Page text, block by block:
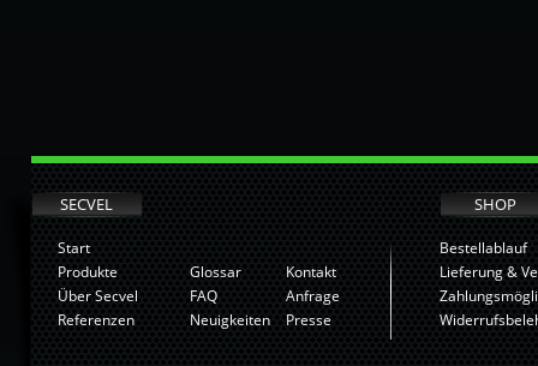
SECVEL
Start
Produkte
Über Secvel
Referenzen
Glossar
FAQ
Neuigkeiten
Kontakt
Anfrage
Presse
SHOP
Bestellablauf
Lieferung &